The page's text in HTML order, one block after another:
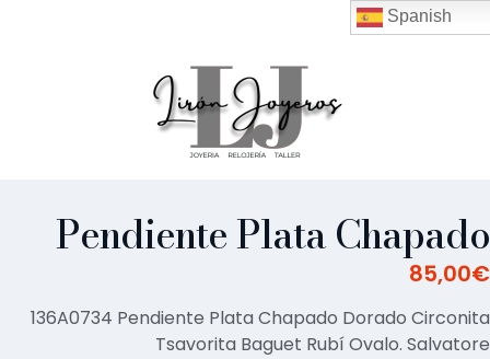
Pendiente Plata Chapado
85,00€
136A0734 Pendiente Plata Chapado Dorado Circonita
Tsavorita Baguet Rubí Ovalo. Salvatore
Spanish